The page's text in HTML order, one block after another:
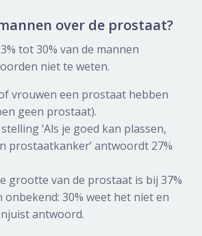
over de prostaat?
tot 30% van de mannen
niet te weten.
vrouwen een prostaat hebben
geen prostaat).
‘Als je goed kan plassen,
prostaatkanker’ antwoordt 27%
grootte van de prostaat is bij 37%
onbekend: 30% weet het niet en
antwoord.